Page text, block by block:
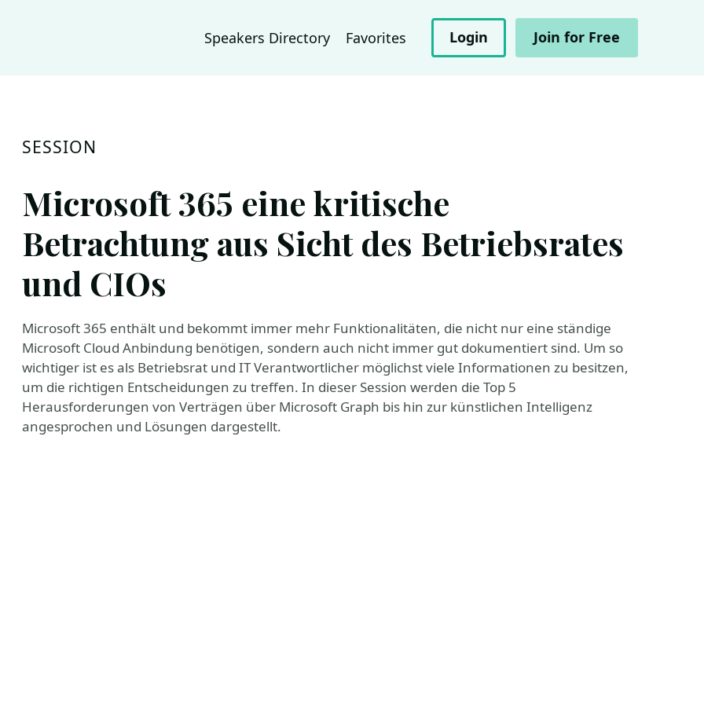
Speakers Directory Favorites Login Join for Free
SESSION
Microsoft 365 eine kritische
Betrachtung aus Sicht des Betriebsrates
und CIOs
Microsoft 365 enthält und bekommt immer mehr Funktionalitäten, die nicht nur eine ständige
Microsoft Cloud Anbindung benötigen, sondern auch nicht immer gut dokumentiert sind. Um so
wichtiger ist es als Betriebsrat und IT Verantwortlicher möglichst viele Informationen zu besitzen,
um die richtigen Entscheidungen zu treffen. In dieser Session werden die Top 5
Herausforderungen von Verträgen über Microsoft Graph bis hin zur künstlichen Intelligenz
angesprochen und Lösungen dargestellt.